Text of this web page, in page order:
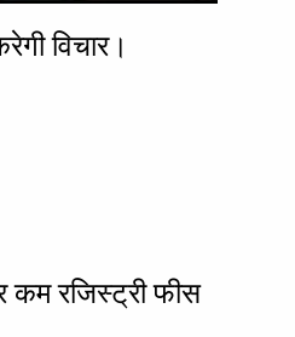
विचार।
कम रजिस्ट्री फीस